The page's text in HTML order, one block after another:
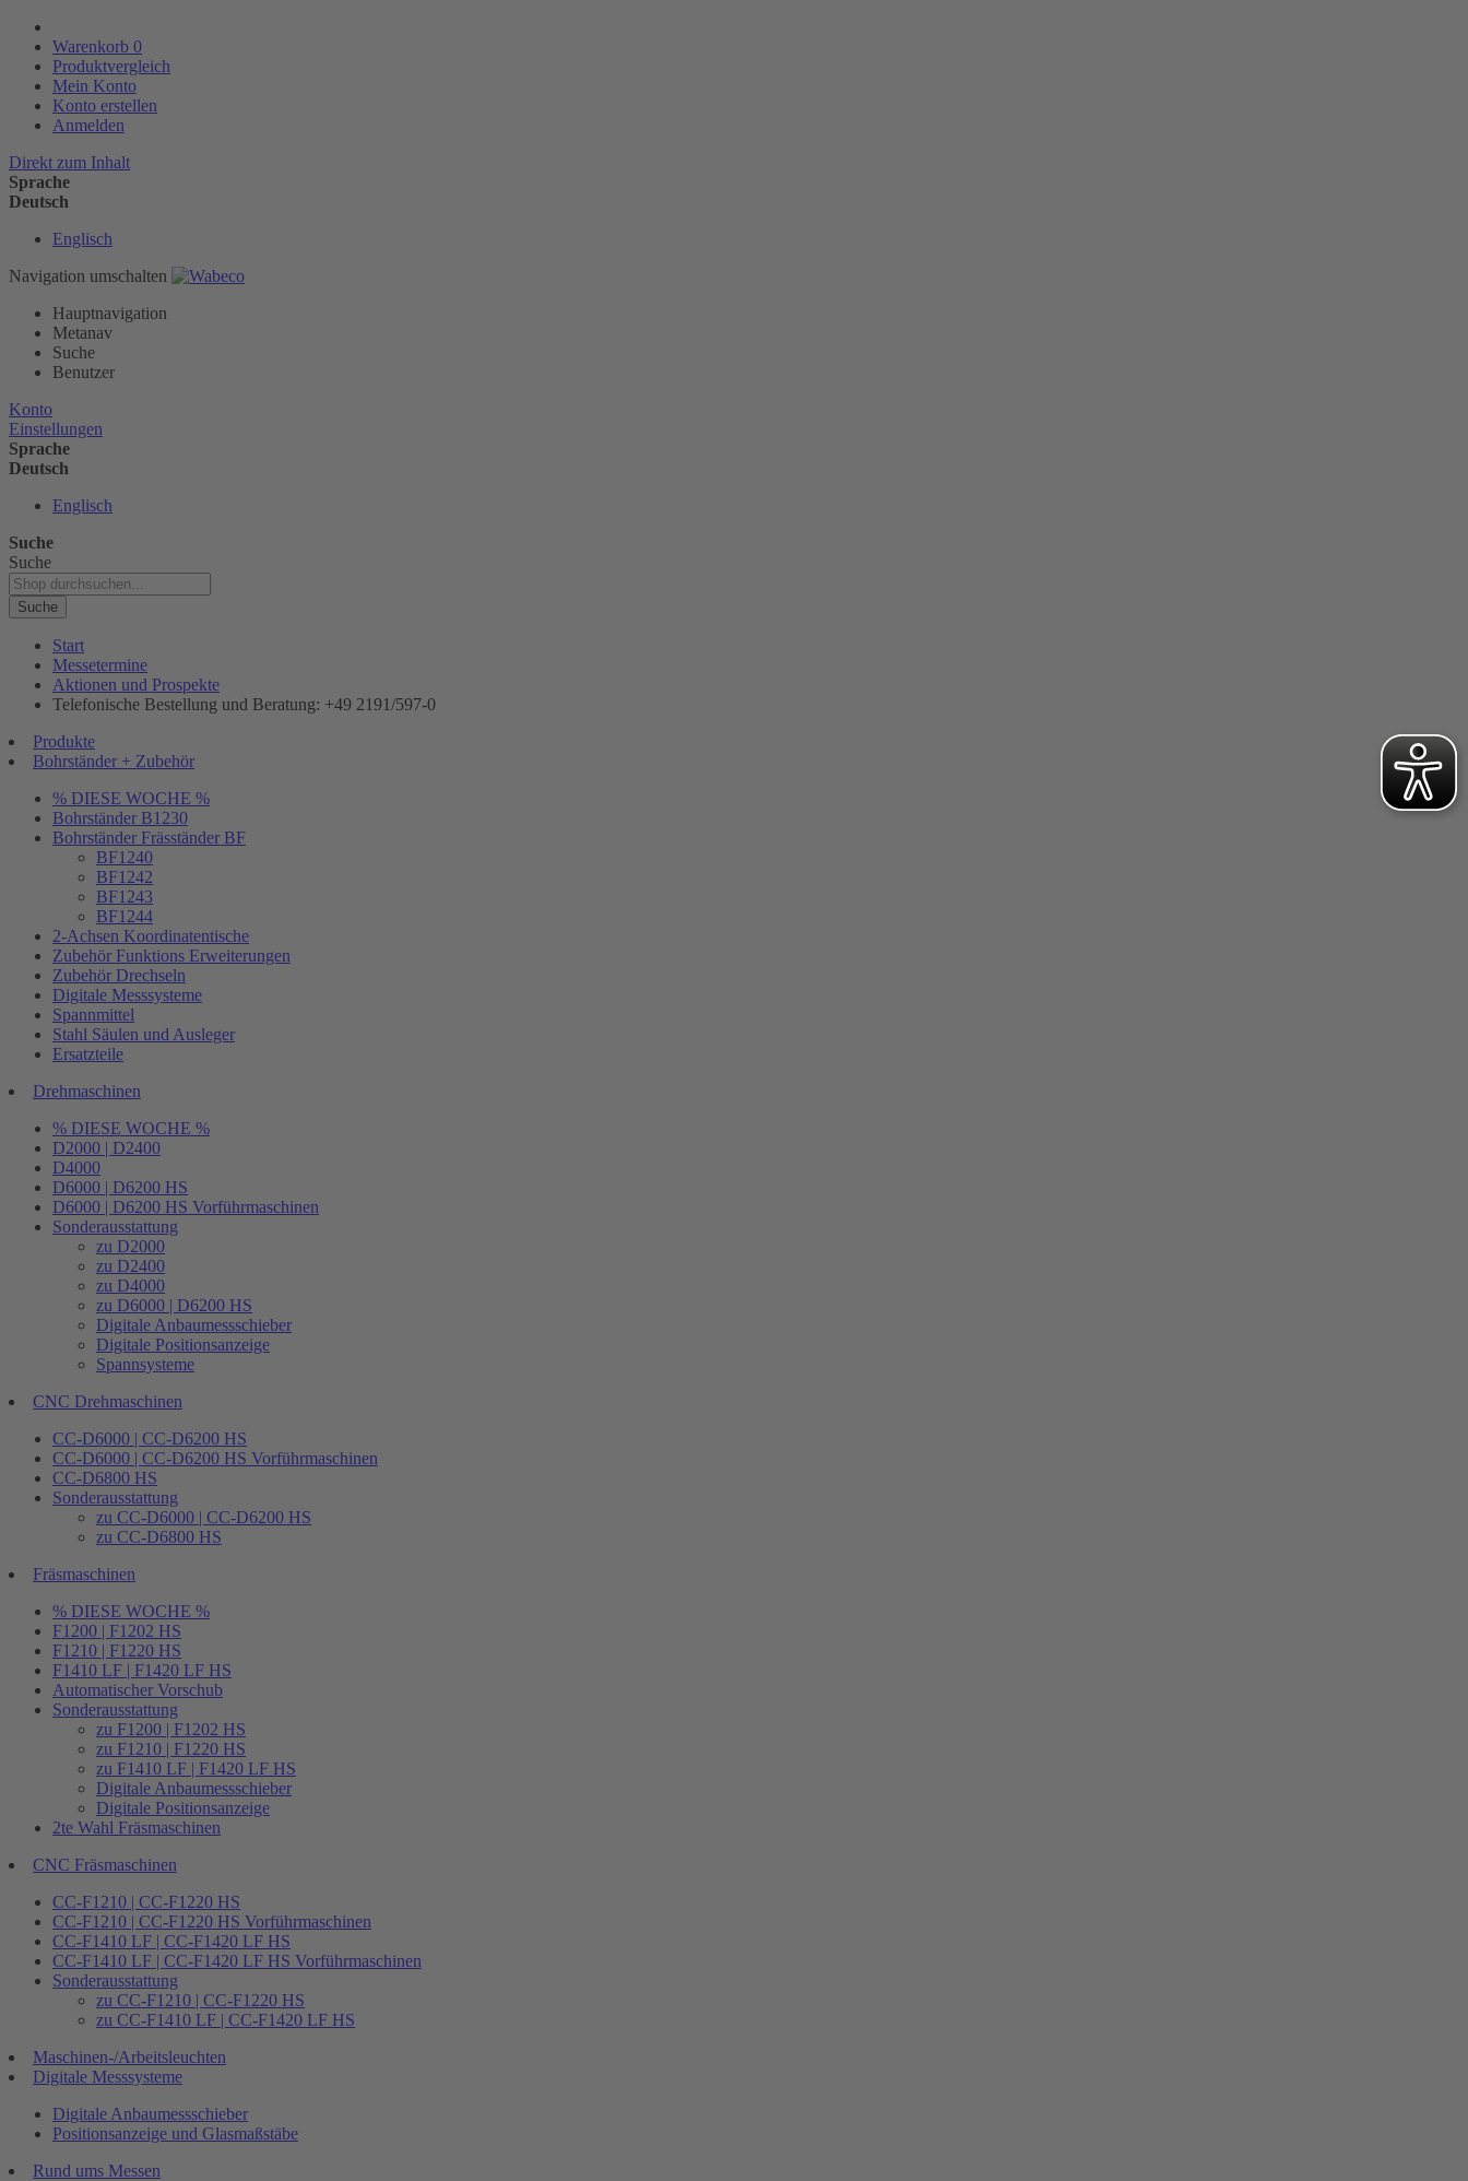
Warenkorb 0
Produktvergleich
Mein Konto
Konto erstellen
Anmelden
Direkt zum Inhalt
Sprache
Deutsch
Englisch
Navigation umschalten
Hauptnavigation
Metanav
Suche
Benutzer
Konto
Einstellungen
Sprache
Deutsch
Englisch
Suche
Suche
Suche
Start
Messetermine
Aktionen und Prospekte
Telefonische Bestellung und Beratung: +49 2191/597-0
Produkte
Bohrständer + Zubehör
% DIESE WOCHE %
Bohrständer B1230
Bohrständer Fräsständer BF
BF1240
BF1242
BF1243
BF1244
2-Achsen Koordinatentische
Zubehör Funktions Erweiterungen
Zubehör Drechseln
Digitale Messsysteme
Spannmittel
Stahl Säulen und Ausleger
Ersatzteile
Drehmaschinen
% DIESE WOCHE %
D2000 | D2400
D4000
D6000 | D6200 HS
D6000 | D6200 HS Vorführmaschinen
Sonderausstattung
zu D2000
zu D2400
zu D4000
zu D6000 | D6200 HS
Digitale Anbaumessschieber
Digitale Positionsanzeige
Spannsysteme
CNC Drehmaschinen
CC-D6000 | CC-D6200 HS
CC-D6000 | CC-D6200 HS Vorführmaschinen
CC-D6800 HS
Sonderausstattung
zu CC-D6000 | CC-D6200 HS
zu CC-D6800 HS
Fräsmaschinen
% DIESE WOCHE %
F1200 | F1202 HS
F1210 | F1220 HS
F1410 LF | F1420 LF HS
Automatischer Vorschub
Sonderausstattung
zu F1200 | F1202 HS
zu F1210 | F1220 HS
zu F1410 LF | F1420 LF HS
Digitale Anbaumessschieber
Digitale Positionsanzeige
2te Wahl Fräsmaschinen
CNC Fräsmaschinen
CC-F1210 | CC-F1220 HS
CC-F1210 | CC-F1220 HS Vorführmaschinen
CC-F1410 LF | CC-F1420 LF HS
CC-F1410 LF | CC-F1420 LF HS Vorführmaschinen
Sonderausstattung
zu CC-F1210 | CC-F1220 HS
zu CC-F1410 LF | CC-F1420 LF HS
Maschinen-/Arbeitsleuchten
Digitale Messsysteme
Digitale Anbaumessschieber
Positionsanzeige und Glasmaßstäbe
Rund ums Messen